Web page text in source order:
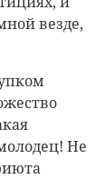
везде,
Не